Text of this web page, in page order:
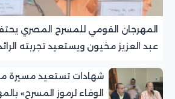
المهرجان القومي للمسرح المصري
عبد العزيز مخيون ويستعيد تجربته
شهادات تستعيد مسيرة
الوفاء لرموز المسرح»